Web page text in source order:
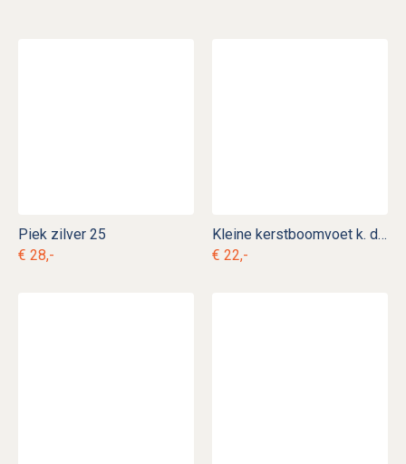
Piek zilver 25
€ 28,-
Kleine kerstboomvoet k. d 12
€ 22,-